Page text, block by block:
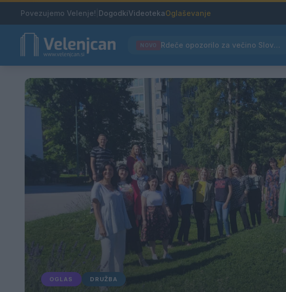
Povezujemo Velenje! DogodkiVideotekaOglaševanje
NOVO Rdeče opozorilo za večino Slovenije, temperature bodo segale do 39 °C
OGLAS DRUŽBA